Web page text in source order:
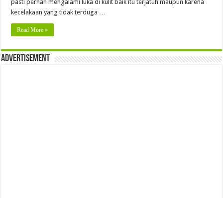
pasti pernah mengalami luka di kulit baik itu terjatuh maupun karena
kecelakaan yang tidak terduga …
Read More »
Advertisement